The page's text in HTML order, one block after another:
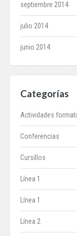
septiembre 2014
julio 2014
junio 2014
Categorías
Actividades
Conferencias
Cursillos
Línea 1
Línea 1
Línea 2